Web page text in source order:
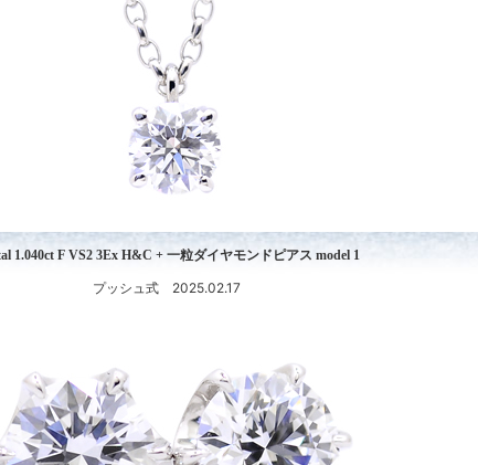
1.040ct F VS2 3Ex H&C + 一粒ダイヤモンドピアス model 1
プッシュ式 2025.02.17